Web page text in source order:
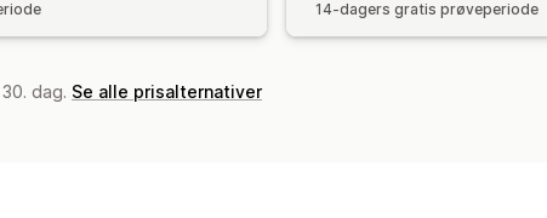
14-dagers gratis prøveperiode
dag. Se alle prisalternativer